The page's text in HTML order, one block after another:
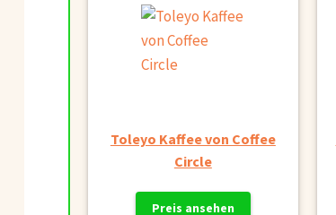
Toleyo Kaffee von Coffee
Circle
Preis ansehen